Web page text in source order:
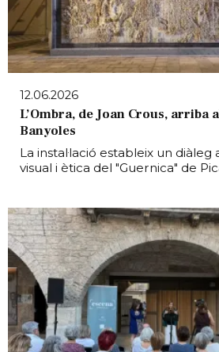
12.06.2026
L’Ombra, de Joan Crous, arriba
Banyoles
La instal·lació estableix un
visual i ètica del "Guernica" de